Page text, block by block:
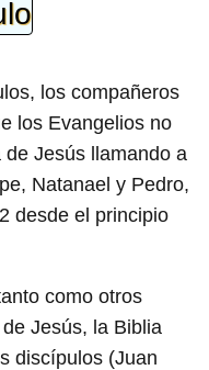
los compañeros
los Evangelios no
Jesús llamando a
Natanael y Pedro,
desde el principio
como otros
Jesús, la Biblia
discípulos (Juan